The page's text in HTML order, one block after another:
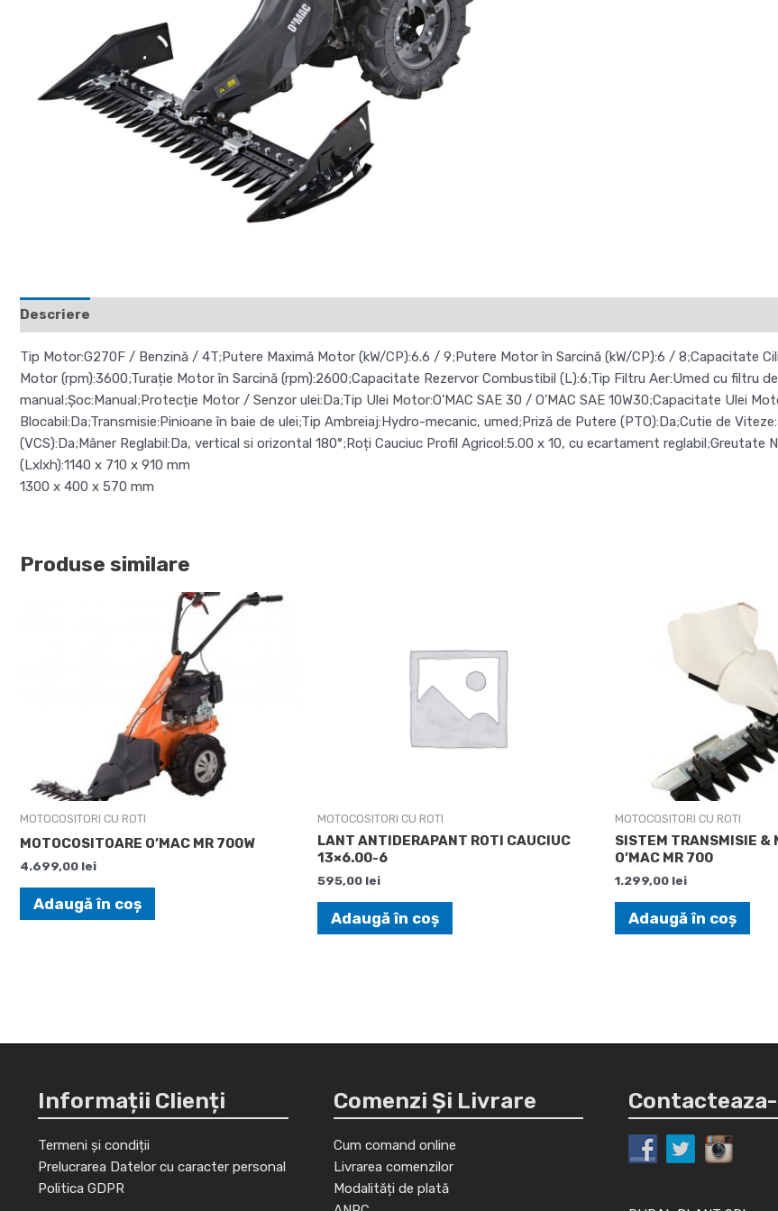
Descriere
Tip Motor:G270F / Benzină / 4T;Putere Maximă Motor (kW/CP):6.6 / 9;Putere Motor în Sarcină (kW/CP):6 / 8;Capacitate
Motor (rpm):3600;Turație Motor în Sarcină (rpm):2600;Capacitate Rezervor Combustibil (L):6;Tip Filtru Aer:Umed cu filtru
manual;Șoc:Manual;Protecție Motor / Senzor ulei:Da;Tip Ulei Motor:O’MAC SAE 30 / O’MAC SAE 10W30;Capacitate Ulei
Blocabil:Da;Transmisie:Pinioane în baie de ulei;Tip Ambreiaj:Hydro-mecanic, umed;Priză de Putere (PTO):Da;Cutie de
(VCS):Da;Mâner Reglabil:Da, vertical si orizontal 180°;Roți Cauciuc Profil Agricol:5.00 x 10, cu ecartament reglabil;Greutate
(Lxlxh):1140 x 710 x 910 mm
1300 x 400 x 570 mm
Produse similare
MOTOCOSITORI CU ROTI
MOTOCOSITOARE O’MAC MR 700W
4.699,00 lei
Adaugă în coș
MOTOCOSITORI CU ROTI
LANT ANTIDERAPANT ROTI CAUCIUC
13×6.00-6
595,00 lei
Adaugă în coș
MOTOCOSITORI CU ROTI
SISTEM TRANSMISIE &
O’MAC MR 700
1.299,00 lei
Adaugă în coș
Informații Clienți
Termeni și condiții
Prelucrarea Datelor cu caracter personal
Politica GDPR
Comenzi Și Livrare
Cum comand online
Livrarea comenzilor
Modalități de plată